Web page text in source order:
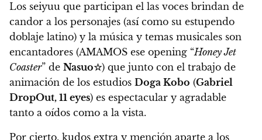
Los seiyuu que participan el las voces brindan de
candor a los personajes (así como su estupendo
doblaje latino) y la música y temas musicales son
encantadores (AMAMOS ese opening “Honey Jet
Coaster” de Nasuo☆) que junto con el trabajo de
animación de los estudios Doga Kobo (Gabriel
DropOut, 11 eyes) es espectacular y agradable
tanto a oídos como a la vista.
Por cierto, kudos extra y mención aparte a los